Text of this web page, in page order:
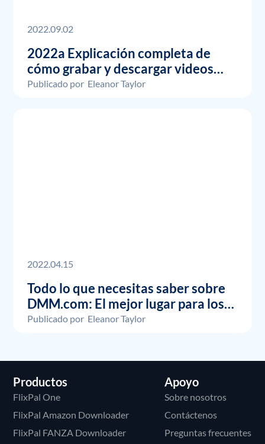
2022.09.02
2022a Explicación completa de
cómo grabar y descargar videos
DMM con software popular.
Publicado por Eleanor Taylor
2022.04.15
Todo lo que necesitas saber sobre
DMM.com: El mejor lugar para los
fans del anime
Publicado por Eleanor Taylor
Productos
FlixPal One
FlixPal Amazon Downloader
FlixPal FANZA Downloader
Apoyo
Sobre nosotros
Contáctenos
Preguntas frecuentes